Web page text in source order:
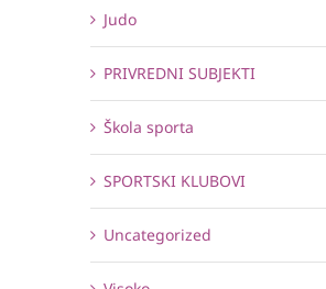
Judo
PRIVREDNI SUBJEKTI
Škola sporta
SPORTSKI KLUBOVI
Uncategorized